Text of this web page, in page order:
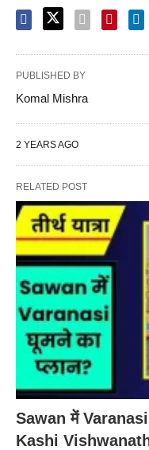
PUBLISHED BY
Komal Mishra
2 YEARS AGO
RELATED POST
Sawan में Varanasi
Kashi